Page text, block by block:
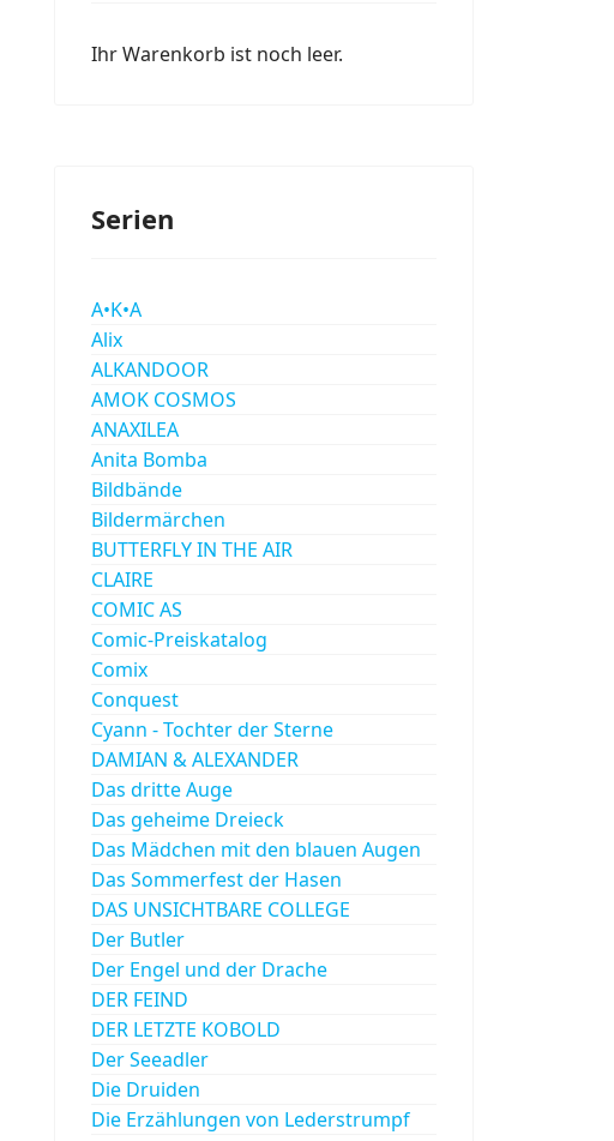
Ihr Warenkorb ist noch leer.
Serien
A•K•A
Alix
ALKANDOOR
AMOK COSMOS
ANAXILEA
Anita Bomba
Bildbände
Bildermärchen
BUTTERFLY IN THE AIR
CLAIRE
COMIC AS
Comic-Preiskatalog
Comix
Conquest
Cyann - Tochter der Sterne
DAMIAN & ALEXANDER
Das dritte Auge
Das geheime Dreieck
Das Mädchen mit den blauen Augen
Das Sommerfest der Hasen
DAS UNSICHTBARE COLLEGE
Der Butler
Der Engel und der Drache
DER FEIND
DER LETZTE KOBOLD
Der Seeadler
Die Druiden
Die Erzählungen von Lederstrumpf